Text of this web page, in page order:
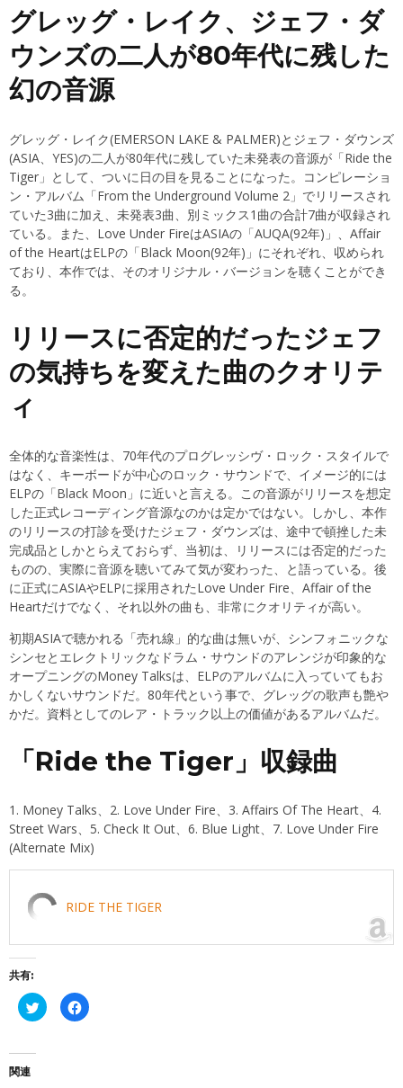
グレッグ・レイク、ジェフ・ダ
ウンズの二人が80年代に残した
幻の音源
グレッグ・レイク(EMERSON LAKE & PALMER)とジェフ・ダウンズ
(ASIA、YES)の二人が80年代に残していた未発表の音源が「Ride the
Tiger」として、ついに日の目を見ることになった。コンピレーショ
ン・アルバム「From the Underground Volume 2」でリリースされ
ていた3曲に加え、未発表3曲、別ミックス1曲の合計7曲が収録され
ている。また、Love Under FireはASIAの「AUQA(92年)」、Affair
of the HeartはELPの「Black Moon(92年)」にそれぞれ、収められ
ており、本作では、そのオリジナル・バージョンを聴くことができ
る。
リリースに否定的だったジェフ
の気持ちを変えた曲のクオリテ
ィ
全体的な音楽性は、70年代のプログレッシヴ・ロック・スタイルで
はなく、キーボードが中心のロック・サウンドで、イメージ的には
ELPの「Black Moon」に近いと言える。この音源がリリースを想定
した正式レコーディング音源なのかは定かではない。しかし、本作
のリリースの打診を受けたジェフ・ダウンズは、途中で頓挫した未
完成品としかとらえておらず、当初は、リリースには否定的だった
ものの、実際に音源を聴いてみて気が変わった、と語っている。後
に正式にASIAやELPに採用されたLove Under Fire、Affair of the
Heartだけでなく、それ以外の曲も、非常にクオリティが高い。
初期ASIAで聴かれる「売れ線」的な曲は無いが、シンフォニックな
シンセとエレクトリックなドラム・サウンドのアレンジが印象的な
オープニングのMoney Talksは、ELPのアルバムに入っていてもお
かしくないサウンドだ。80年代という事で、グレッグの歌声も艶や
かだ。資料としてのレア・トラック以上の価値があるアルバムだ。
「Ride the Tiger」収録曲
1. Money Talks、2. Love Under Fire、3. Affairs Of The Heart、4.
Street Wars、5. Check It Out、6. Blue Light、7. Love Under Fire
(Alternate Mix)
RIDE THE TIGER
共有:
ク
リ
Facebook
で
関連